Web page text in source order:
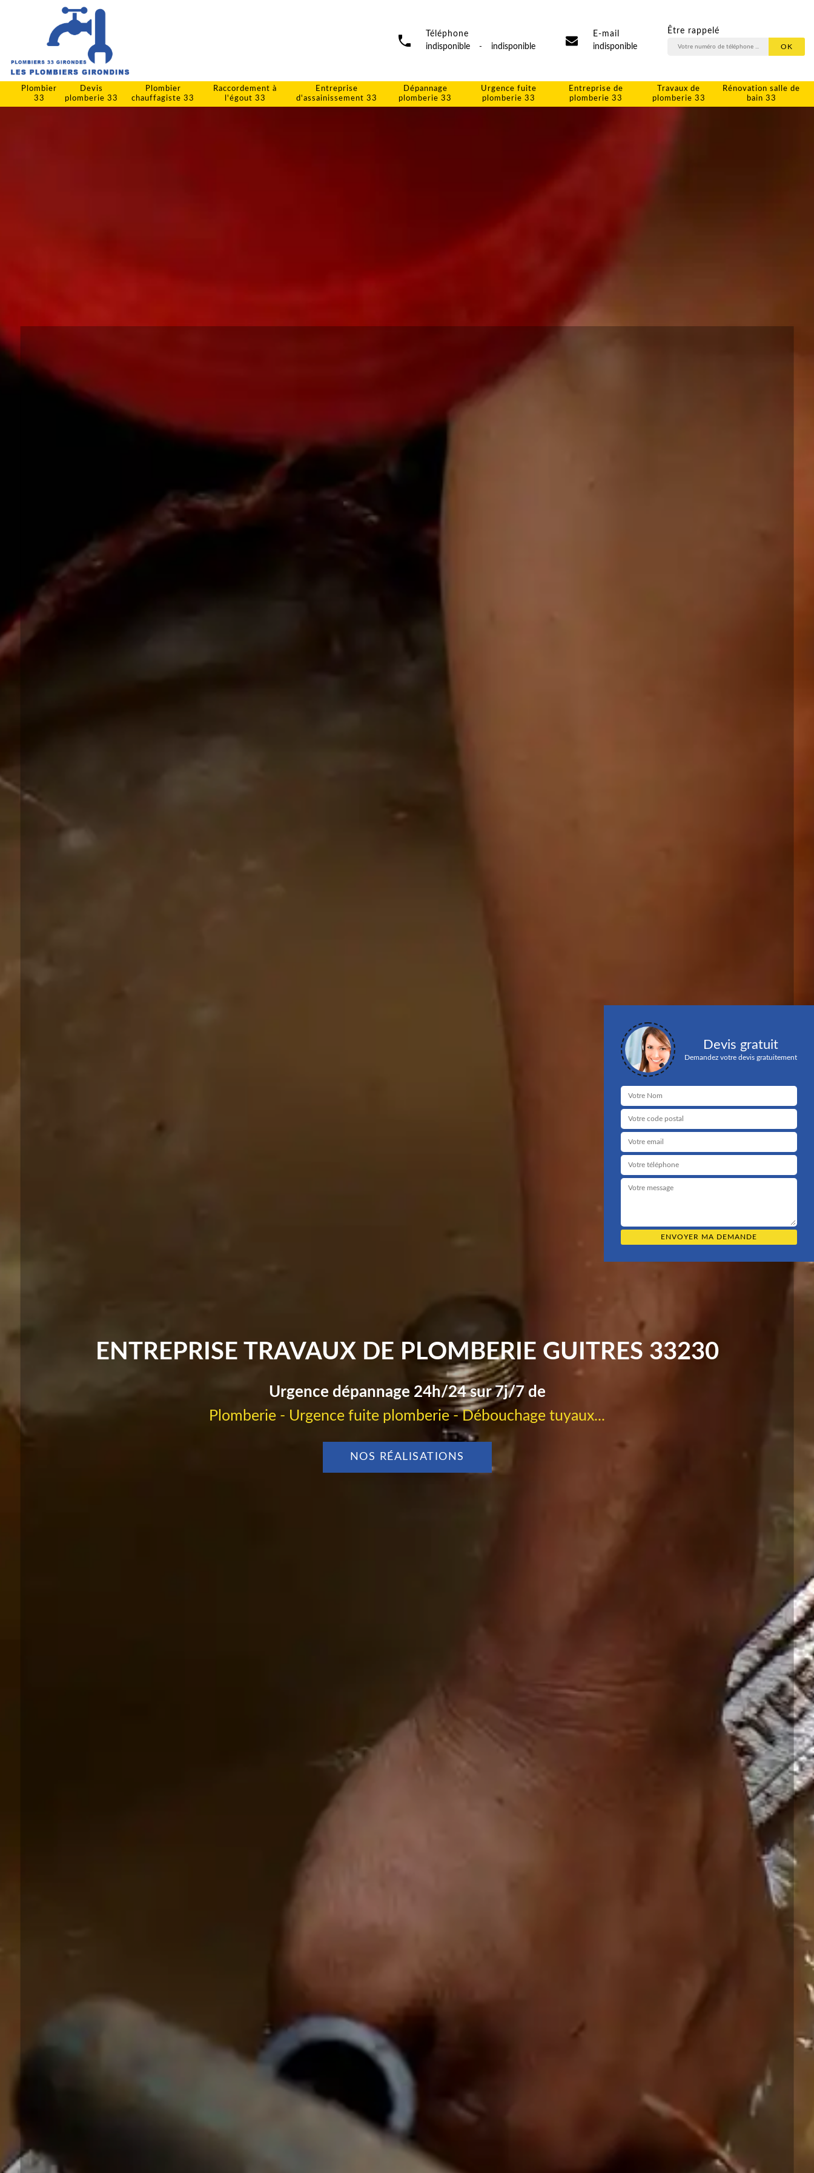
Téléphone
indisponible
- indisponible
E-mail
indisponible
Être rappelé
Plombier
33
Devis
plomberie 33
Plombier
chauffagiste 33
Raccordement à
l'égout 33
Entreprise
d'assainissement 33
Dépannage
plomberie 33
Urgence fuite
plomberie 33
Entreprise de
plomberie 33
Travaux de
plomberie 33
Rénovation salle de
bain 33
ENTREPRISE TRAVAUX DE PLOMBERIE GUITRES 33230
Urgence dépannage 24h/24 sur 7j/7 de
Plomberie - Urgence fuite plomberie - Débouchage tuyaux...
NOS RÉALISATIONS
Devis gratuit
Demandez votre devis gratuitement